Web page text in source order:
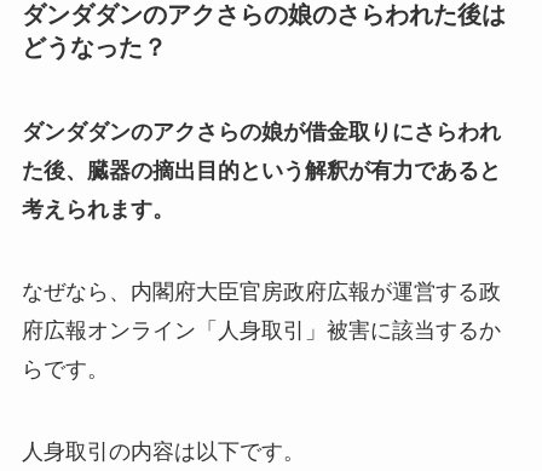
ダンダダンのアクさらの娘のさらわれた後は
どうなった？
ダンダダンのアクさらの娘が借金取りにさらわれ
た後、臓器の摘出目的という解釈が有力であると
考えられます。
なぜなら、内閣府大臣官房政府広報が運営する政
府広報オンライン「人身取引」被害に該当するか
らです。
人身取引の内容は以下です。